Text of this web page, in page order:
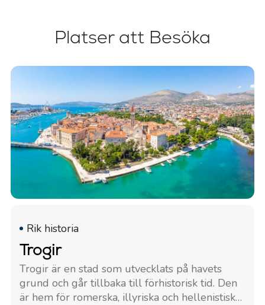
Platser att Besöka
Rik historia
Trogir
Trogir är en stad som utvecklats på havets
grund och går tillbaka till förhistorisk tid. Den
är hem för romerska, illyriska och hellenistiska